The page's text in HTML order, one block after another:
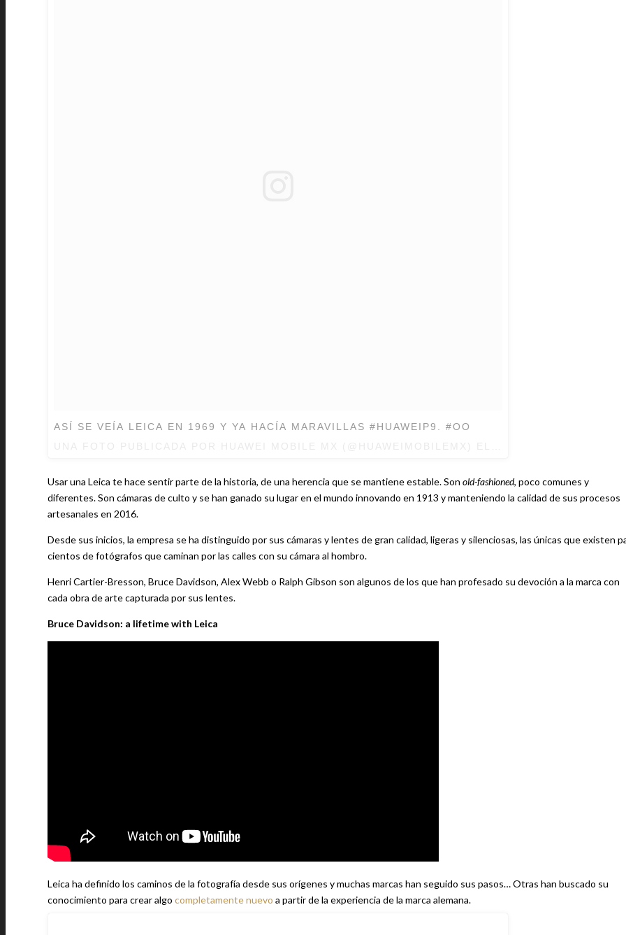
ASÍ SE VEÍA LEICA EN 1969 Y YA HACÍA MARAVILLAS #HUAWEIP9. #OO
Usar una Leica te hace sentir parte de la historia, de una herencia que se mantiene estable. Son old-fashioned, poco comunes y
diferentes. Son cámaras de culto y se han ganado su lugar en el mundo innovando en 1913 y manteniendo la calidad de sus procesos
artesanales en 2016.
Desde sus inicios, la empresa se ha distinguido por sus cámaras y lentes de gran calidad, ligeras y silenciosas, las únicas que existen
cientos de fotógrafos que caminan por las calles con su cámara al hombro.
Henri Cartier-Bresson, Bruce Davidson, Alex Webb o Ralph Gibson son algunos de los que han profesado su devoción a la marca con
cada obra de arte capturada por sus lentes.
Bruce Davidson: a lifetime with Leica
Leica ha definido los caminos de la fotografía desde sus orígenes y muchas marcas han seguido sus pasos… Otras han buscado su
conocimiento para crear algo completamente nuevo a partir de la experiencia de la marca alemana.